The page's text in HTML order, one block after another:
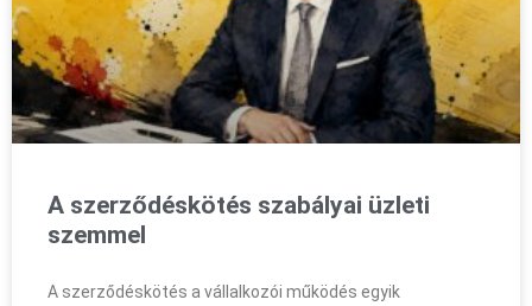
A szerződéskötés szabályai üzleti
szemmel
A szerződéskötés a vállalkozói működés egyik